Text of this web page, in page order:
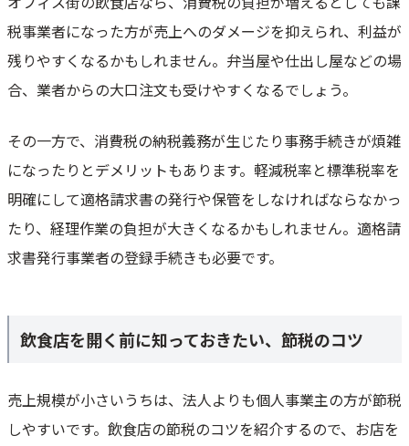
税事業者になった方が売上へのダメージを抑えられ、利益が
残りやすくなるかもしれません。弁当屋や仕出し屋などの場
合、業者からの大口注文も受けやすくなるでしょう。
その一方で、消費税の納税義務が生じたり事務手続きが煩雑
になったりとデメリットもあります。軽減税率と標準税率を
明確にして適格請求書の発行や保管をしなければならなかっ
たり、経理作業の負担が大きくなるかもしれません。適格請
求書発行事業者の登録手続きも必要です。
飲食店を開く前に知っておきたい、節税のコツ
売上規模が小さいうちは、法人よりも個人事業主の方が節税
しやすいです。飲食店の節税のコツを紹介するので、お店を